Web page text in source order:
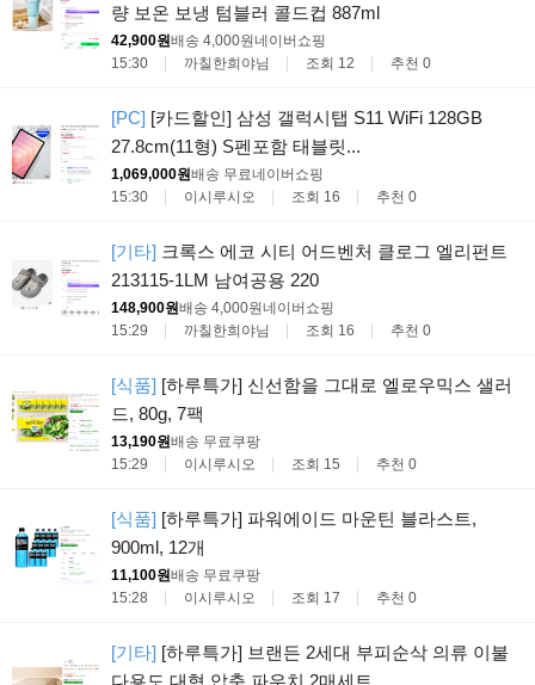
량 보온 보냉 텀블러 콜드컵 887ml
42,900원배송 4,000원네이버쇼핑
15:30
까칠한희야님 조회 12 추천 0
[PC] [카드할인] 삼성 갤럭시탭 S11 WiFi 128GB
27.8cm(11형) S펜포함 태블릿...
1,069,000원배송 무료네이버쇼핑
15:30
이시루시오 조회 16 추천 0
[기타] 크록스 에코 시티 어드벤처 클로그 엘리펀트
213115-1LM 남여공용 220
148,900원배송 4,000원네이버쇼핑
15:29
까칠한희야님 조회 16 추천 0
[식품] [하루특가] 신선함을 그대로 엘로우믹스 샐러
드, 80g, 7팩
13,190원배송 무료 쿠팡
15:29
이시루시오 조회 15 추천 0
[식품] [하루특가] 파워에이드 마운틴 블라스트,
900ml, 12개
11,100원배송 무료 쿠팡
15:28
이시루시오 조회 17 추천 0
[기타] [하루특가] 브랜든 2세대 부피순삭 의류 이불
다용도 대형 압축 파우치 2매세트